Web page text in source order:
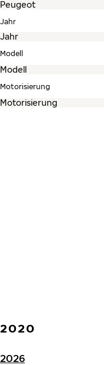
Jahr
Modell
Motorisierung
2020
2026